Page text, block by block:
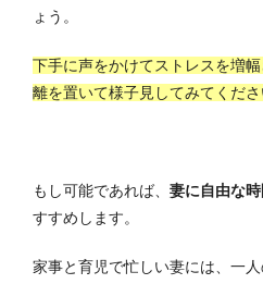
ょう。
下手に声をかけてストレスを増
離を置いて様子見してみてくだ
もし可能であれば、 妻に自由な
すすめします。
家事と育児で忙しい妻には、一